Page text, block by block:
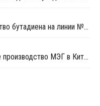
ZPC планирует закрыть производство бутадиена на линии №3 в Китае
Jiutai New Material запустила новое производство МЭГ в Китае